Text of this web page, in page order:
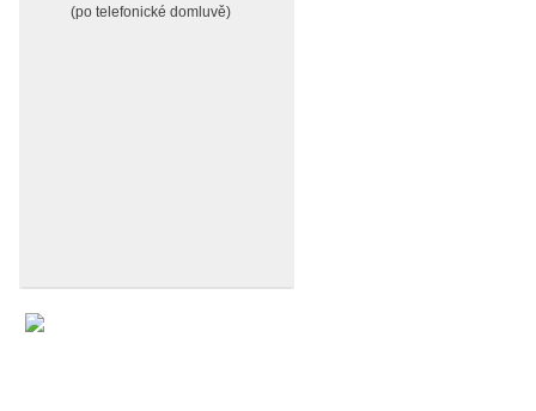
(po telefonické domluvě)